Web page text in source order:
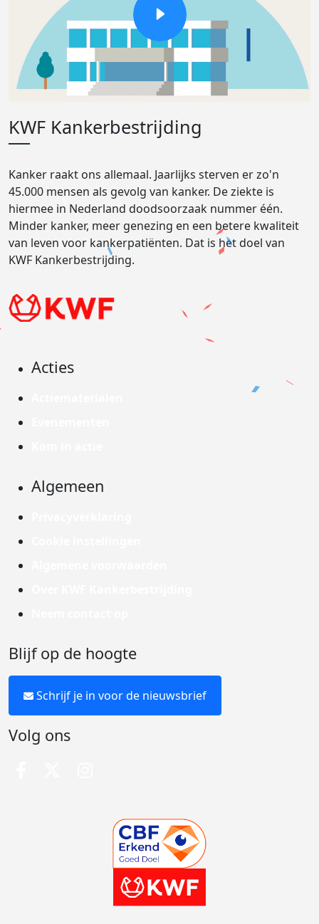
KWF Kankerbestrijding
Kanker raakt ons allemaal. Jaarlijks sterven er zo'n
45.000 mensen als gevolg van kanker. De ziekte is
hiermee in Nederland doodsoorzaak nummer één.
Minder kanker, meer genezing en een betere kwaliteit
van leven voor kankerpatiënten. Dat is het doel van
KWF Kankerbestrijding.
Acties
Algemeen
Blijf op de hoogte
Schrijf je in voor de nieuwsbrief
Volg ons